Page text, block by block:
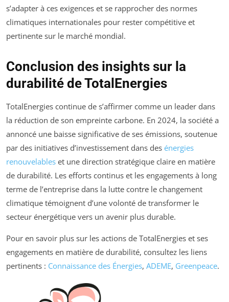
s’adapter à ces exigences et se rapprocher des normes
climatiques internationales pour rester compétitive et
pertinente sur le marché mondial.
Conclusion des insights sur la
durabilité de TotalEnergies
TotalEnergies continue de s’affirmer comme un leader dans
la réduction de son empreinte carbone. En 2024, la société a
annoncé une baisse significative de ses émissions, soutenue
par des initiatives d’investissement dans des énergies
renouvelables et une direction stratégique claire en matière
de durabilité. Les efforts continus et les engagements à long
terme de l’entreprise dans la lutte contre le changement
climatique témoignent d’une volonté de transformer le
secteur énergétique vers un avenir plus durable.
Pour en savoir plus sur les actions de TotalEnergies et ses
engagements en matière de durabilité, consultez les liens
pertinents : Connaissance des Énergies, ADEME, Greenpeace.